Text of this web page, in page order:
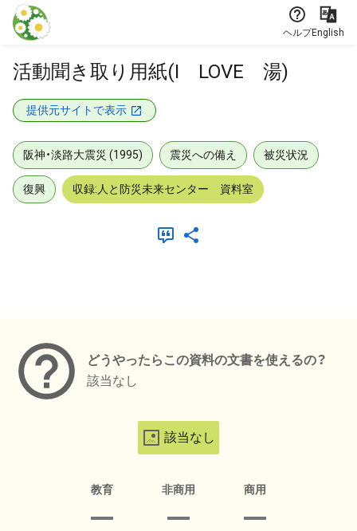
本文に飛ぶ
ヘルプEnglish
活動聞き取り用紙(I LOVE 湯)
提供元サイトで表示
阪神・淡路大震災 (1995) 震災への備え 被災状況
復興 収録:人と防災未来センター 資料室
どうやったらこの資料の文書を使えるの？
該当なし
該当なし
教育 非商用 商用